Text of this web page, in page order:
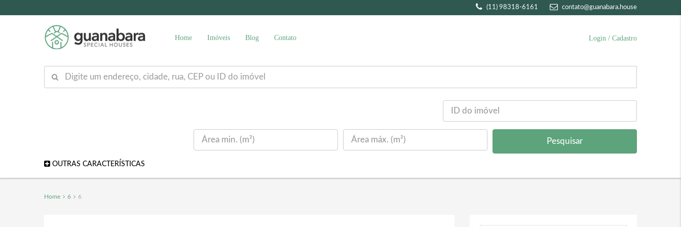
(11) 98318-6161 contato@guanabara.house
Home Imóveis Blog Contato Login / Cadastro
Pesquisar
OUTRAS CARACTERÍSTICAS
Home 6 6